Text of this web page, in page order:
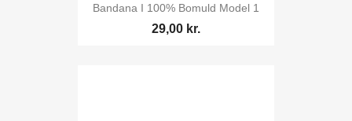
Bandana I 100% Bomuld Model 1
29,00 kr.